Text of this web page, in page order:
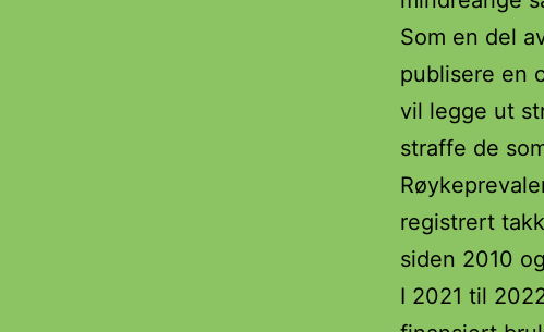
Som en del
publisere en
vil legge ut
straffe de
registrert
siden 2010
I 2021 til